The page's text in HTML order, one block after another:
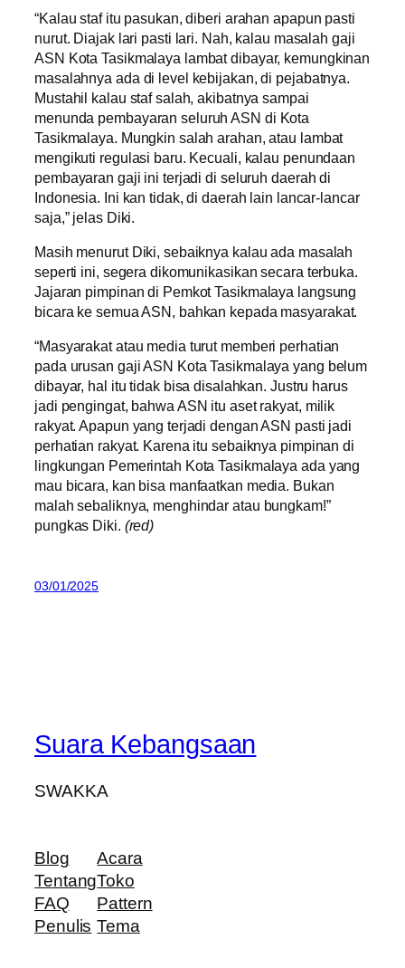
“Kalau staf itu pasukan, diberi arahan apapun pasti
nurut. Diajak lari pasti lari. Nah, kalau masalah gaji
ASN Kota Tasikmalaya lambat dibayar, kemungkinan
masalahnya ada di level kebijakan, di pejabatnya.
Mustahil kalau staf salah, akibatnya sampai
menunda pembayaran seluruh ASN di Kota
Tasikmalaya. Mungkin salah arahan, atau lambat
mengikuti regulasi baru. Kecuali, kalau penundaan
pembayaran gaji ini terjadi di seluruh daerah di
Indonesia. Ini kan tidak, di daerah lain lancar-lancar
saja,” jelas Diki.
Masih menurut Diki, sebaiknya kalau ada masalah
seperti ini, segera dikomunikasikan secara terbuka.
Jajaran pimpinan di Pemkot Tasikmalaya langsung
bicara ke semua ASN, bahkan kepada masyarakat.
“Masyarakat atau media turut memberi perhatian
pada urusan gaji ASN Kota Tasikmalaya yang belum
dibayar, hal itu tidak bisa disalahkan. Justru harus
jadi pengingat, bahwa ASN itu aset rakyat, milik
rakyat. Apapun yang terjadi dengan ASN pasti jadi
perhatian rakyat. Karena itu sebaiknya pimpinan di
lingkungan Pemerintah Kota Tasikmalaya ada yang
mau bicara, kan bisa manfaatkan media. Bukan
malah sebaliknya, menghindar atau bungkam!”
pungkas Diki. (red)
03/01/2025
Suara Kebangsaan
SWAKKA
Blog
Tentang
FAQ
Penulis
Acara
Toko
Pattern
Tema